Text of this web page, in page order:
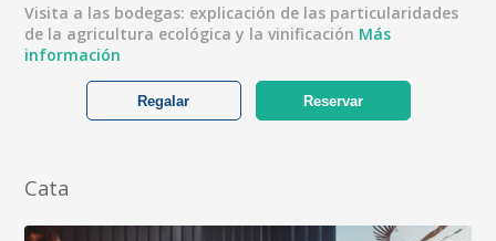
Visita a las bodegas: explicación de las particularidades
de la agricultura ecológica y la vinificación Más
información
Reservar
Regalar
Cata